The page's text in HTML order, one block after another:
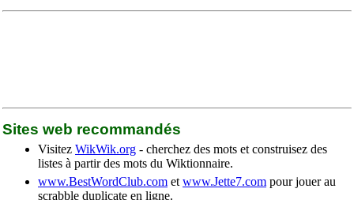
Sites web recommandés
Visitez WikWik.org - cherchez des mots et construisez des
listes à partir des mots du Wiktionnaire.
www.BestWordClub.com et www.Jette7.com pour jouer au
scrabble duplicate en ligne.